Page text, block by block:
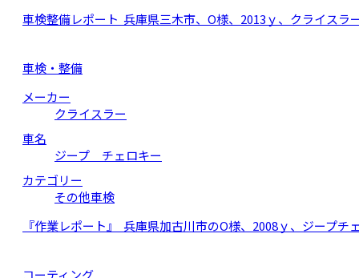
車検整備レポート 兵庫県三木市、O様、2013ｙ、クライス
車検・整備
メーカー
クライスラー
車名
ジープ チェロキー
カテゴリー
その他車検
『作業レポート』 兵庫県加古川市のO様、2008ｙ、ジープ